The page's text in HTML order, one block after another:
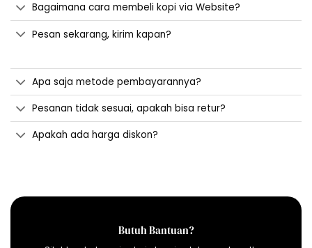
Bagaimana cara membeli kopi via Website?
Pesan sekarang, kirim kapan?
Apa saja metode pembayarannya?
Pesanan tidak sesuai, apakah bisa retur?
Apakah ada harga diskon?
Butuh Bantuan?